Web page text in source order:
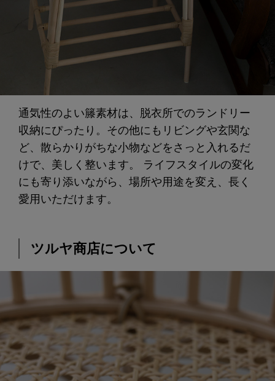
通気性のよい籐素材は、脱衣所でのランドリー
収納にぴったり。その他にもリビングや玄関な
ど、散らかりがちな小物などをさっと入れるだ
けで、美しく整います。 ライフスタイルの変化
にも寄り添いながら、場所や用途を変え、長く
愛用いただけます。
ツルヤ商店について